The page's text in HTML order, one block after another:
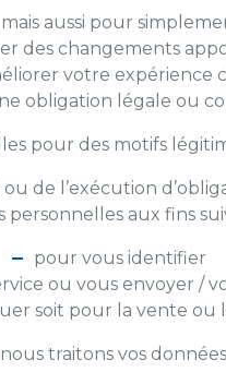
aussi pour
des changements
votre expérience
obligation légale ou
pour des motifs
de l’exécution
personnelles aux fins
pour vous identifier
ou vous envoyer /
soit pour la vente ou
traitons vos